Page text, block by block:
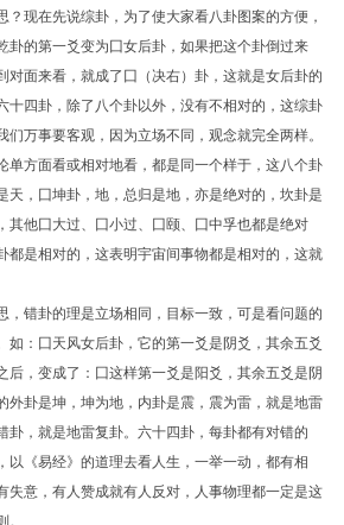
现在先说综卦，为了使大家看八卦图案的方便，
卦的第一爻变为囗女后卦，如果把这个卦倒过来
对面来看，就成了囗（决右）卦，这就是女后卦的
十四卦，除了八个卦以外，没有不相对的，这综卦
万事要客观，因为立场不同，观念就完全两样。
单方面看或相对地看，都是同一个样于，这八个卦
天，囗坤卦，地，总归是地，亦是绝对的，坎卦是
其他囗大过、囗小过、囗颐、囗中孚也都是绝对
都是相对的，这表明宇宙间事物都是相对的，这就
错卦的理是立场相同，目标一致，可是看问题的
如：囗天风女后卦，它的第一爻是阴爻，其余五爻
后，变成了：囗这样第一爻是阳爻，其余五爻是阴
外卦是坤，坤为地，内卦是震，震为雷，就是地雷
卦，就是地雷复卦。六十四卦，每卦都有对错的
以《易经》的道理去看人生，一举一动，都有相
失意，有人赞成就有人反对，人事物理都一定是这